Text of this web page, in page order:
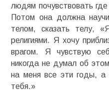
людям почувствовать
Потом она должна
телом, сказать телу,
религиями. Я хочу
врагом. Я чувствую
никогда не думал об
на меня все эти годы, а
тебя.»